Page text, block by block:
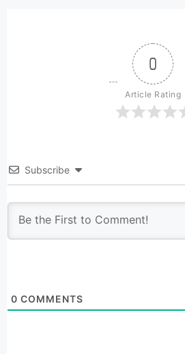
0
Article Rating
Subscribe
0 COMMENTS